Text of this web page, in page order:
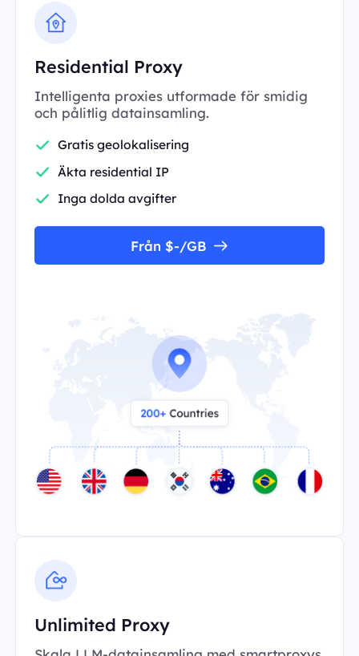
Residential Proxy
Intelligenta proxies utformade för smidig
och pålitlig datainsamling.
Gratis geolokalisering
Äkta residential IP
Inga dolda avgifter
Från $-/GB
Unlimited Proxy